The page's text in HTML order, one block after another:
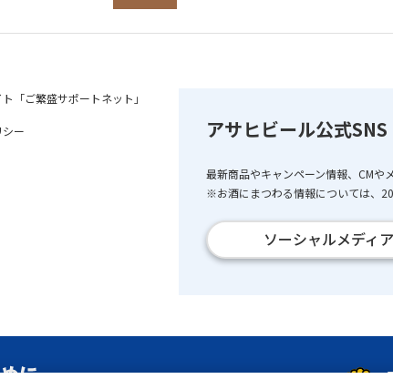
「ご繁盛サポートネット」
ー アサヒビール公式SNS
最新商品やキャンペーン情報、CMや
※お酒にまつわる情報については、
ソーシャルメディ